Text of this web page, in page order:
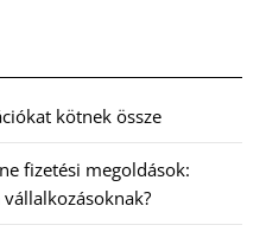
kötnek össze
fizetési megoldások: